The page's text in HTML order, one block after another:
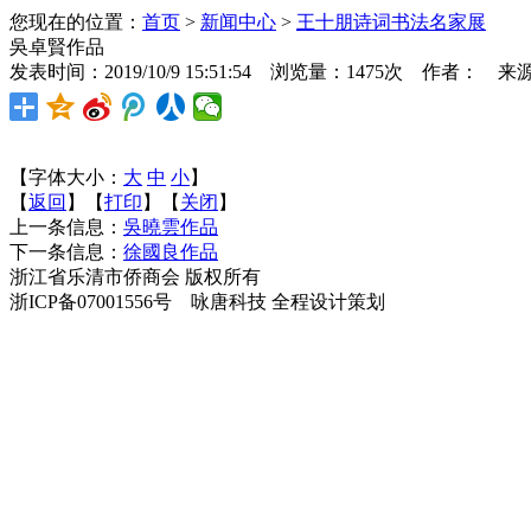
您现在的位置： 首页 > 新闻中心 > 王十朋诗词书法名家展
吳卓賢作品
发表时间：2019/10/9 15:51:54 浏览量：1475次 作者： 来
【字体大小： 大 中 小】
【返回 】【打印 】【 关闭 】
上一条信息： 吳曉雲作品
下一条信息： 徐國良作品
浙江省乐清市侨商会 版权所有
浙ICP备07001556号 咏唐科技 全程设计策划